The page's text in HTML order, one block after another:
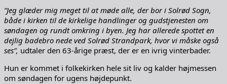
”Jeg glæder mig meget til at møde alle, der bor i Solrød Sogn,
både i kirken til de kirkelige handlinger og gudstjenesten om
søndagen og rundt omkring i byen. Jeg har allerede spottet en
dejlig badebro nede ved Solrød Strandpark, hvor vi måske også
ses”, udtaler den 63-årige præst, der er en ivrig vinterbader.
Hun er kommet i folkekirken hele sit liv og kalder højmessen
om søndagen for ugens højdepunkt.